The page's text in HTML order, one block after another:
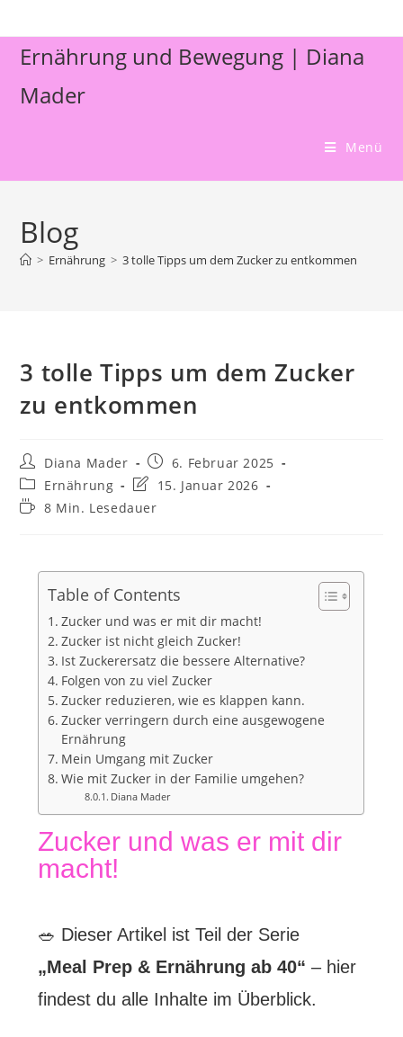
Ernährung und Bewegung | Diana
Mader
Menü
Blog
> Ernährung > 3 tolle Tipps um dem Zucker zu entkommen
3 tolle Tipps um dem Zucker
zu entkommen
Diana Mader
6. Februar 2025
Ernährung
15. Januar 2026
8 Min. Lesedauer
Table of Contents
Zucker und was er mit dir macht!
Zucker ist nicht gleich Zucker!
Ist Zuckerersatz die bessere Alternative?
Folgen von zu viel Zucker
Zucker reduzieren, wie es klappen kann.
Zucker verringern durch eine ausgewogene
Ernährung
Mein Umgang mit Zucker
Wie mit Zucker in der Familie umgehen?
Diana Mader
Zucker und was er mit dir
macht!
🥗 Dieser Artikel ist Teil der Serie
„Meal Prep & Ernährung ab 40“ – hier
findest du alle Inhalte im Überblick.